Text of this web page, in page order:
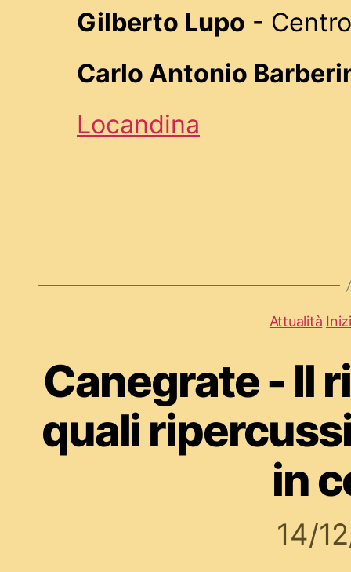
Gilberto Lupo -
Carlo Antonio
Locandina
Attualità
Canegrate - Il
quali
in
14/